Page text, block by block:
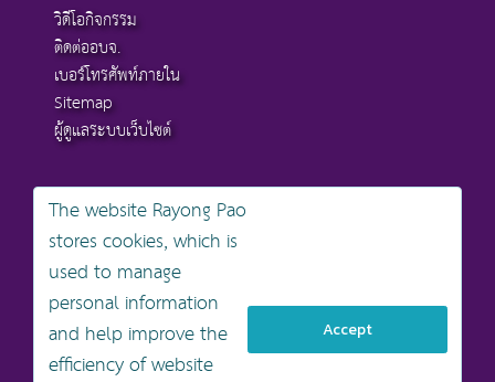
วิดีโอกิจกรรม
ติดต่ออบจ.
เบอร์โทรศัพท์ภายใน
Sitemap
ผู้ดูแลระบบเว็บไซต์
สงวนลิขสิทธิ์ © 2568 , องค์การบริหารส่วนจังหวัดระยอง
นโยบายการคุ้มครองข้อมูลส่วนบุคคล
นโยบายการรักษาความมั่นคงปลอดภัยเว็บไซต์
นโยบายเว็บไซต์ขององค์การบริหารส่วนจังหวัดระยอง
ออกแบบเว็บไซต์โดย khontamweb
The website Rayong Pao
stores cookies, which is
used to manage
personal information
and help improve the
efficiency of website
Accept